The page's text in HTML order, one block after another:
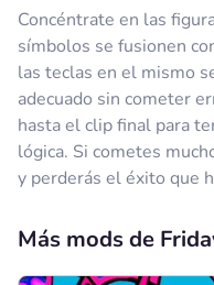
Concéntrate en las
símbolos se fusionen
las teclas en el mismo
adecuado sin cometer
hasta el clip final para
lógica. Si cometes
y perderás el éxito que
Más mods de